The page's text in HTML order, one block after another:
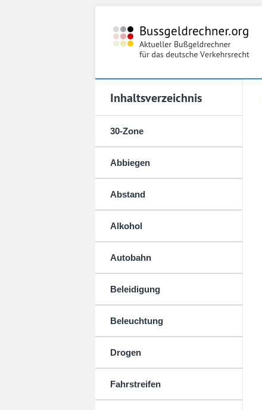
Inhaltsverzeichnis
30-Zone
Abbiegen
Abstand
Alkohol
Autobahn
Beleidigung
Beleuchtung
Drogen
Fahrstreifen